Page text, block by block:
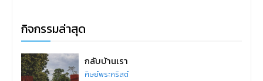
กิจกรรมล่าสุด
กลับบ้านเรา
ศิษย์พระคริสต์